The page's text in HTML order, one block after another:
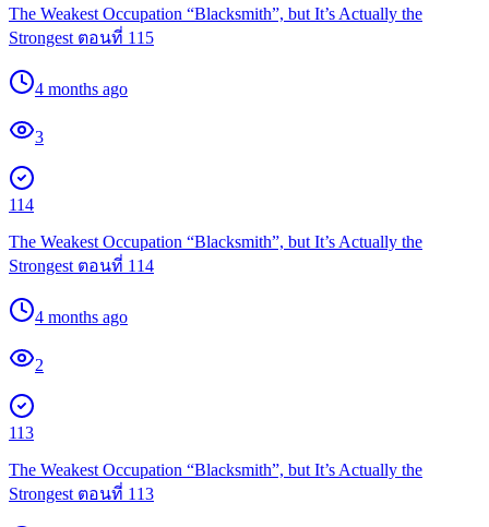
The Weakest Occupation “Blacksmith”, but It’s Actually the
Strongest ตอนที่ 115
4 months ago
3
114
The Weakest Occupation “Blacksmith”, but It’s Actually the
Strongest ตอนที่ 114
4 months ago
2
113
The Weakest Occupation “Blacksmith”, but It’s Actually the
Strongest ตอนที่ 113